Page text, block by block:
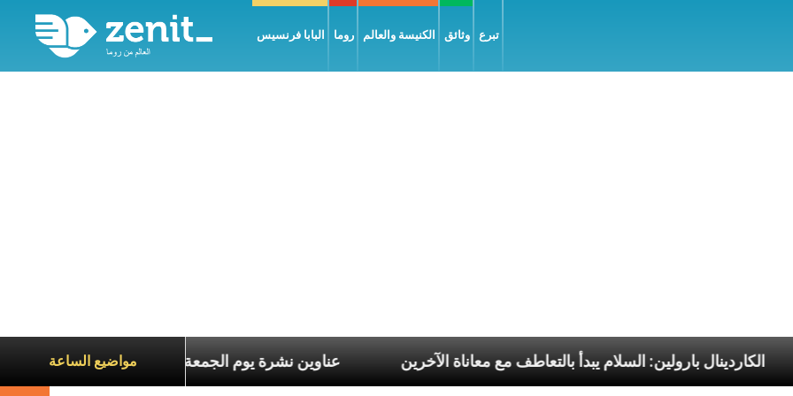
البابا فرنسيس روما الكنيسة والعالم وثائق تبرع
مواضيع الساعةعناوين نشرة يوم الجمعة 7 آب 2026: السلام يُبنى بصبر يومًا بعد يوم الكاردينال بارولين: السلام يبدأ بالتعاطف مع معاناة الآخرين